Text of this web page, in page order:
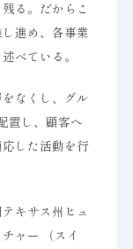
る。だからこ
進め、各事業
べている。
なくし、グル
置し、顧客へ
した活動を行
キサス州ヒュ
ャー （スイ